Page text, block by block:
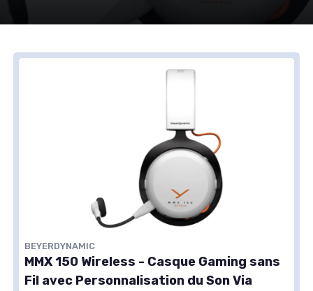
BEYERDYNAMIC
MMX 150 Wireless - Casque Gaming sans
Fil avec Personnalisation du Son Via